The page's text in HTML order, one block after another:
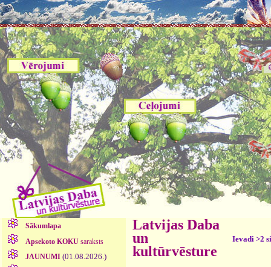
Sākumlapa
Apsekoto KOKUsaraksts
JAUNUMI (01.08.2026.)
Latvijas Daba
un
kultūrvēsture
Ievadi >2